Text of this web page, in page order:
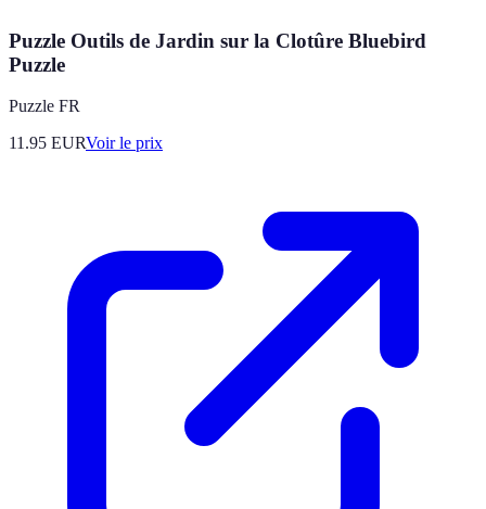
Puzzle Outils de Jardin sur la Clotûre Bluebird
Puzzle
Puzzle FR
11.95 EURVoir le prix